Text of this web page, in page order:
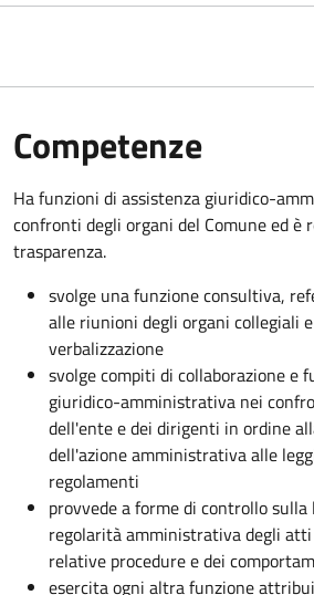
Competenze
Ha funzioni di assistenza giuridico-
confronti degli organi del Comune ed è
trasparenza.
svolge una funzione consultiva,
alle riunioni degli organi collegiali
verbalizzazione
svolge compiti di collaborazione e
giuridico-amministrativa nei
dell'ente e dei dirigenti in ordine
dell'azione amministrativa alle
regolamenti
provvede a forme di controllo
regolarità amministrativa degli
relative procedure e dei
esercita ogni altra funzione